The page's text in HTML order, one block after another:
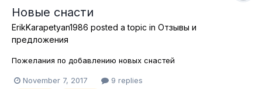
Новые снасти
ErikKarapetyan1986 posted a topic in Отзывы и
предложения
Пожелания по добавлению новых снастей
November 7, 2017 9 replies